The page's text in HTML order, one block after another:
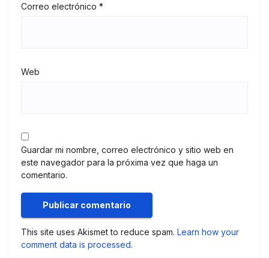
Correo electrónico *
Web
Guardar mi nombre, correo electrónico y sitio web en
este navegador para la próxima vez que haga un
comentario.
This site uses Akismet to reduce spam. Learn how your
comment data is processed.